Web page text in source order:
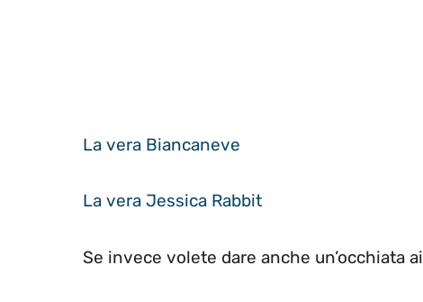
La vera Biancaneve
La vera Jessica Rabbit
Se invece volete dare anche un’occhiata ai